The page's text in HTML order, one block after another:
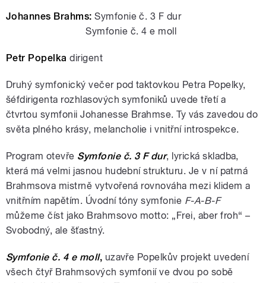
Johannes Brahms: Symfonie č. 3 F dur
Symfonie č. 4 e moll
Petr Popelka dirigent
Druhý symfonický večer pod taktovkou Petra Popelky,
šéfdirigenta rozhlasových symfoniků uvede třetí a
čtvrtou symfonii Johanesse Brahmse. Ty vás zavedou do
světa plného krásy, melancholie i vnitřní introspekce.
Program otevře Symfonie č. 3 F dur, lyrická skladba,
která má velmi jasnou hudební strukturu. Je v ní patrná
Brahmsova mistrně vytvořená rovnováha mezi klidem a
vnitřním napětím. Úvodní tóny symfonie F-A-B-F
můžeme číst jako Brahmsovo motto: „Frei, aber froh“ –
Svobodný, ale šťastný.
Symfonie č. 4 e moll, uzavře Popelkův projekt uvedení
všech čtyř Brahmsových symfonií ve dvou po sobě